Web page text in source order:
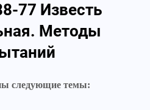
77 Известь
Методы
следующие темы: